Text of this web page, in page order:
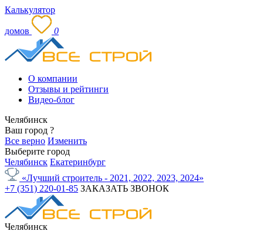
Калькулятор
домов 0
О компании
Отзывы и рейтинги
Видео-блог
Челябинск
Ваш город ?
Все верно Изменить
Выберите город
Челябинск Екатеринбург
«Лучший строитель - 2021, 2022, 2023, 2024»
+7 (351) 220-01-85 ЗАКАЗАТЬ ЗВОНОК
Челябинск